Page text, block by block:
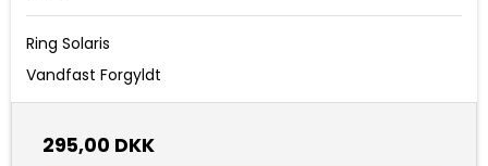
Ring Solaris
Vandfast Forgyldt
295,00 DKK